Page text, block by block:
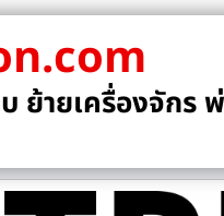
ย้ายเครื่องจักร